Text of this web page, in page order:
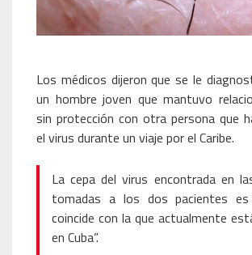
Los médicos dijeron que se le
un hombre joven que mantuvo
sin protección con otra persona que
el virus durante un viaje por el Caribe.
La cepa del virus encontrada en
tomadas a los dos pacientes
coincide con la que actualmente
en Cuba”.